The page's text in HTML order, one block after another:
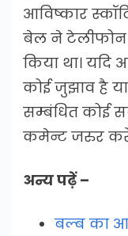
आविष्कार
बेल ने टेलीफोन
किया था।
कोई जुझाव है
सम्बंधित कोई
कमेन्ट जरुर
अन्य पढ़ें –
बल्ब का